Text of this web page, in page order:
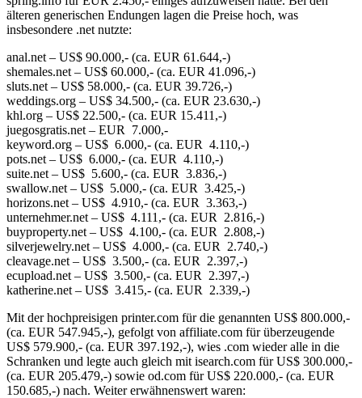
älteren generischen Endungen lagen die Preise hoch, was
insbesondere .net nutzte:
anal.net – US$ 90.000,- (ca. EUR 61.644,-)
shemales.net – US$ 60.000,- (ca. EUR 41.096,-)
sluts.net – US$ 58.000,- (ca. EUR 39.726,-)
weddings.org – US$ 34.500,- (ca. EUR 23.630,-)
khl.org – US$ 22.500,- (ca. EUR 15.411,-)
juegosgratis.net – EUR 7.000,-
keyword.org – US$ 6.000,- (ca. EUR 4.110,-)
pots.net – US$ 6.000,- (ca. EUR 4.110,-)
suite.net – US$ 5.600,- (ca. EUR 3.836,-)
swallow.net – US$ 5.000,- (ca. EUR 3.425,-)
horizons.net – US$ 4.910,- (ca. EUR 3.363,-)
unternehmer.net – US$ 4.111,- (ca. EUR 2.816,-)
buyproperty.net – US$ 4.100,- (ca. EUR 2.808,-)
silverjewelry.net – US$ 4.000,- (ca. EUR 2.740,-)
cleavage.net – US$ 3.500,- (ca. EUR 2.397,-)
ecupload.net – US$ 3.500,- (ca. EUR 2.397,-)
katherine.net – US$ 3.415,- (ca. EUR 2.339,-)
Mit der hochpreisigen printer.com für die genannten US$ 800.000,-
(ca. EUR 547.945,-), gefolgt von affiliate.com für überzeugende
US$ 579.900,- (ca. EUR 397.192,-), wies .com wieder alle in die
Schranken und legte auch gleich mit isearch.com für US$ 300.000,-
(ca. EUR 205.479,-) sowie od.com für US$ 220.000,- (ca. EUR
150.685,-) nach. Weiter erwähnenswert waren: